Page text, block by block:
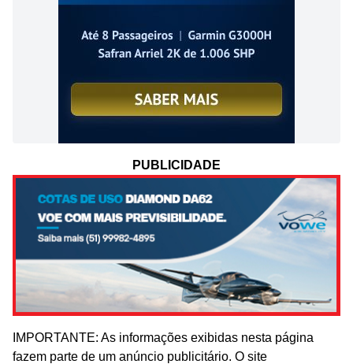
PUBLICIDADE
IMPORTANTE: As informações exibidas nesta página
fazem parte de um anúncio publicitário. O site